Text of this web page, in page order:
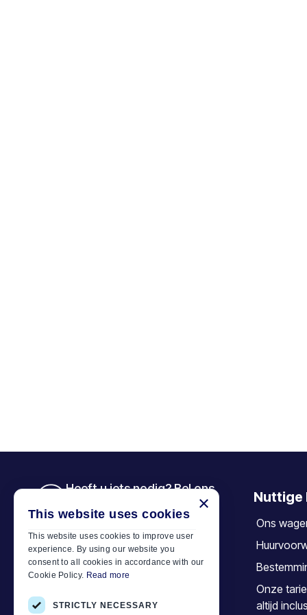
Heeft u iets nodig? Bel ons
+30 6944 833 391
Car Motor Plan
Hersonissos, 70014 Crete, Greece
+30 6944833391
Nuttige
Ons
Onze
altijd
×
This website uses cookies
This website uses cookies to improve user
experience. By using our website you
consent to all cookies in accordance with our
Cookie Policy. Read more
STRICTLY NECESSARY